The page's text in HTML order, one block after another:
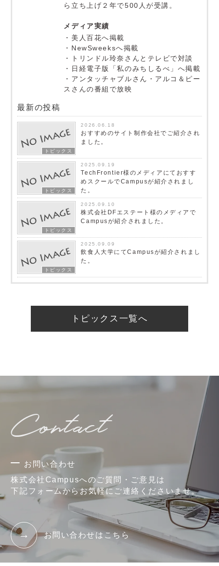
ら立ち上げ２年で500人が受講。
メディア実績
・美人百花へ掲載
・NewSweeksへ掲載
・トリンドル玲奈さんとテレビで対談
・日経電子版「私のみちしるべ」へ掲載
・アンタッチャブルさん・アルコ＆ピー
スさんの番組で放映
最新の投稿
トピックス
2026.06.18
おすすめのサイト制作会社でご紹介され
ました。
トピックス
2025.09.19
TechFrontier様のメディアにておすす
めスクールでCampusが紹介されまし
た。
トピックス
2025.09.10
株式会社DFエステート様のメディアで
Campusが紹介されました。
トピックス
2025.09.09
飲食人大学にてCampusが紹介されまし
た。
トピックス一覧へ
Contact
お問い合わせ
株式会社Campusへのご質問・ご意見は
下記フォームからお気軽にご連絡くださいませ。
お問い合わせはこちら